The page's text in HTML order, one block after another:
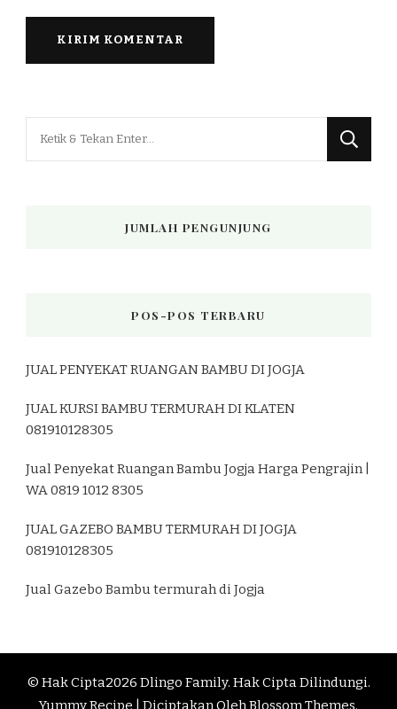
JUMLAH PENGUNJUNG
POS-POS TERBARU
JUAL PENYEKAT RUANGAN BAMBU DI JOGJA
JUAL KURSI BAMBU TERMURAH DI KLATEN
081910128305
Jual Penyekat Ruangan Bambu Jogja Harga Pengrajin |
WA 0819 1012 8305
JUAL GAZEBO BAMBU TERMURAH DI JOGJA
081910128305
Jual Gazebo Bambu termurah di Jogja
© Hak Cipta2026 Dlingo Family. Hak Cipta Dilindungi.
Yummy Recipe | Diciptakan Oleh Blossom Themes.